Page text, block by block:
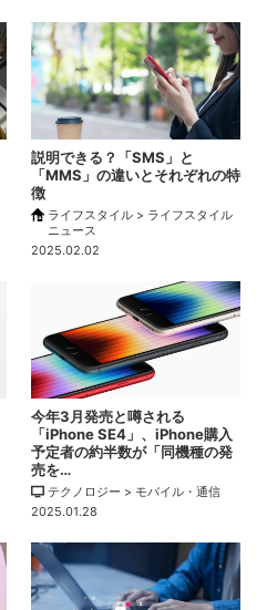
説明できる？「SMS」と
「MMS」の違いとそれぞれの特
徴
ライフスタイル > ライフスタイル
ニュース
2025.02.02
今年3月発売と噂される
「iPhone SE4」、iPhone購入
予定者の約半数が「同機種の発
売を…
テクノロジー > モバイル・通信
2025.01.28